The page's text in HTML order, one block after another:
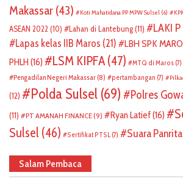
Makassar (43) Koti Mahatidana PP MPW Sulsel (6)
ASEAN 2022 (10) Lahan di Lantebung(11) LAKI
Lapas kelas IIB Maros (21) LBH SPK
PHLH (16) LSM KIPFA (47) MTQ di Maros (7)
Pengadilan Negeri Makassar (8) pertambangan (7)
(12)
Polda Sulsel (69) Polres
(11)
PT AMANAH FINANCE(9) Ryan Latief(16)
Sulsel (46) Sertifikat PTSL (7) Suara
Salam Pembaca